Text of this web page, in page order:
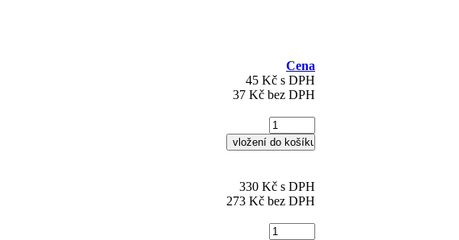
Cena
45 Kč s DPH
37 Kč bez DPH
330 Kč s DPH
273 Kč bez DPH